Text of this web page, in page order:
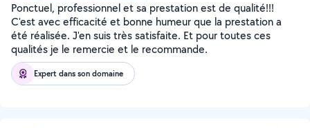
Ponctuel, professionnel et sa prestation est de qualité!!!
C'est avec efficacité et bonne humeur que la prestation a
été réalisée. J'en suis très satisfaite. Et pour toutes ces
qualités je le remercie et le recommande.
Expert dans son domaine